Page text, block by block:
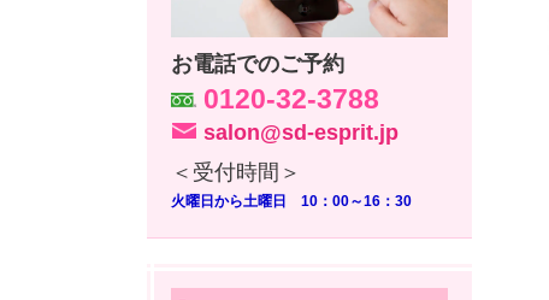
お電話でのご予約
0120-32-3788
salon@sd-esprit.jp
＜受付時間＞
火曜日から土曜日 10：00～16：30